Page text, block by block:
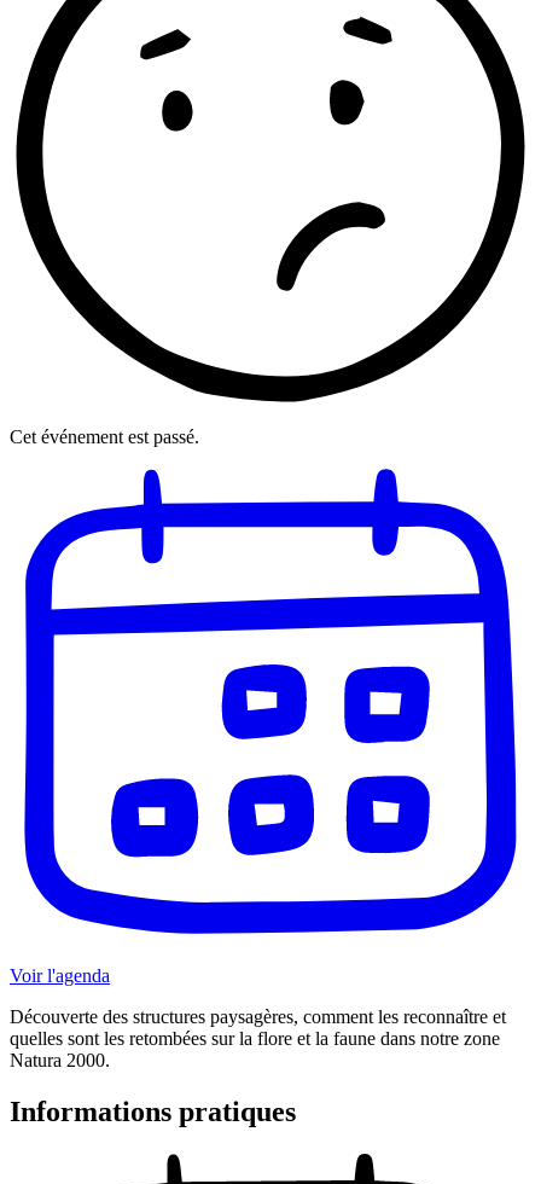
Cet événement est passé.
Voir l'agenda
Découverte des structures paysagères, comment les reconnaître et
quelles sont les retombées sur la flore et la faune dans notre zone
Natura 2000.
Informations pratiques